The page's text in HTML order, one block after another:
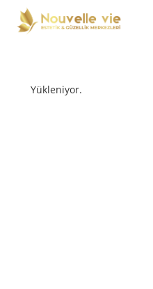
Yükleniyor.